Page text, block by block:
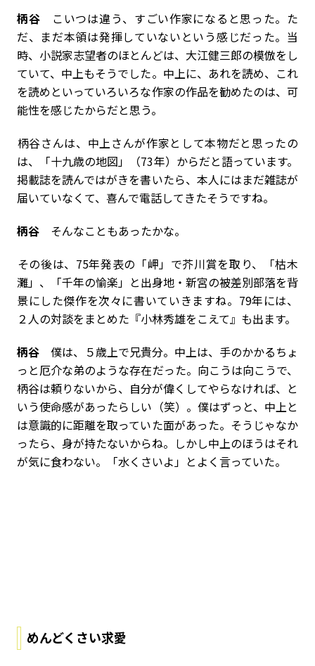
柄谷 こいつは違う、すごい作家になると思った。た
だ、まだ本領は発揮していないという感じだった。当
時、小説家志望者のほとんどは、大江健三郎の模倣をし
ていて、中上もそうでした。中上に、あれを読め、これ
を読めといっていろいろな作家の作品を勧めたのは、可
能性を感じたからだと思う。
――柄谷さんは、中上さんが作家として本物だと思ったの
は、「十九歳の地図」（73年）からだと語っています。
掲載誌を読んではがきを書いたら、本人にはまだ雑誌が
届いていなくて、喜んで電話してきたそうですね。
柄谷 そんなこともあったかな。
――その後は、75年発表の「岬」で芥川賞を取り、「枯木
灘」、「千年の愉楽」と出身地・新宮の被差別部落を背
景にした傑作を次々に書いていきますね。79年には、
２人の対談をまとめた『小林秀雄をこえて』も出ます。
柄谷 僕は、５歳上で兄貴分。中上は、手のかかるちょ
っと厄介な弟のような存在だった。向こうは向こうで、
柄谷は頼りないから、自分が偉くしてやらなければ、と
いう使命感があったらしい（笑）。僕はずっと、中上と
は意識的に距離を取っていた面があった。そうじゃなか
ったら、身が持たないからね。しかし中上のほうはそれ
が気に食わない。「水くさいよ」とよく言っていた。
めんどくさい求愛